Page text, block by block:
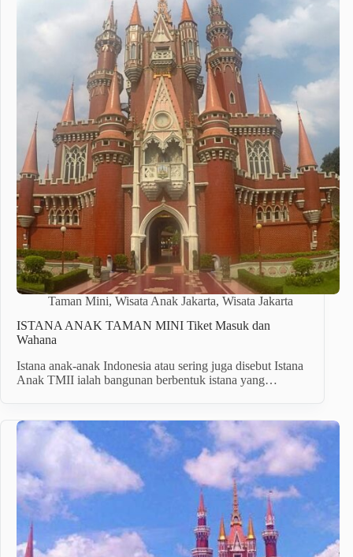
Taman Mini, Wisata Anak Jakarta, Wisata Jakarta
ISTANA ANAK TAMAN MINI Tiket Masuk dan
Wahana
Istana anak-anak Indonesia atau sering juga disebut Istana
Anak TMII ialah bangunan berbentuk istana yang…